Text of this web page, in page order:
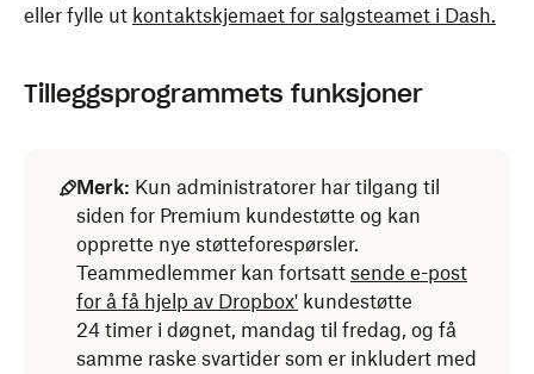
eller fylle ut kontaktskjemaet for salgsteamet i Dash.
Tilleggsprogrammets funksjoner
Merk: Kun administratorer har tilgang til
siden for Premium kundestøtte og kan
opprette nye støtteforespørsler.
Teammedlemmer kan fortsatt sende e-post
for å få hjelp av Dropbox' kundestøtte
24 timer i døgnet, mandag til fredag, og få
samme raske svartider som er inkludert med